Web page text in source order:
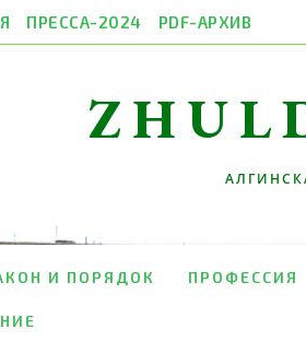
ПРЕССА-2024 PDF-АРХИВ
И ПОРЯДОК ПРОФЕССИЯ